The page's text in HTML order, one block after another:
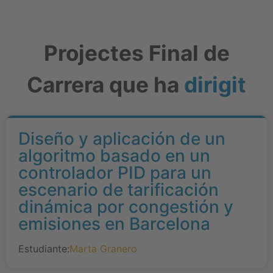
Projectes Final de
Carrera que ha dirigit
Diseño y aplicación de un
algoritmo basado en un
controlador PID para un
escenario de tarificación
dinámica por congestión y
emisiones en Barcelona
Estudiante:Marta Granero